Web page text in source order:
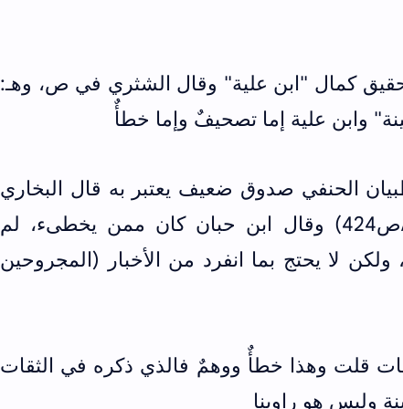
كمال "ابن علية" وقال الشثري في ص، وهـ:
وابن علية إما تصحيفٌ وإما خطأٌ
الحنفي صدوق ضعيف يعتبر به قال البخاري
فيه نظر (التاريخ الكبير للبخاري ج6/ص424) وقال ابن حبان كان ممن يخطىء، لم
لا يحتج بما انفرد من الأخبار (المجروحين
قلت وهذا خطأٌ ووهمٌ فالذي ذكره في الثقات
وليس هو راوينا